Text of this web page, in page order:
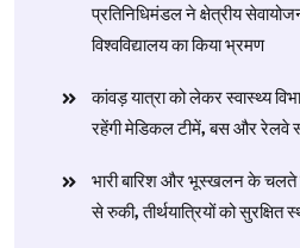
प्रतिनिधिमंडल ने क्षेत्रीय
विश्वविद्यालय का किया भ्रमण
​कांवड़ यात्रा को लेकर स्वास्थ्य
रहेंगी मेडिकल टीमें, बस और रेलवे
​भारी बारिश और भूस्खलन के चलते
से रुकी, तीर्थयात्रियों को सुरक्षित